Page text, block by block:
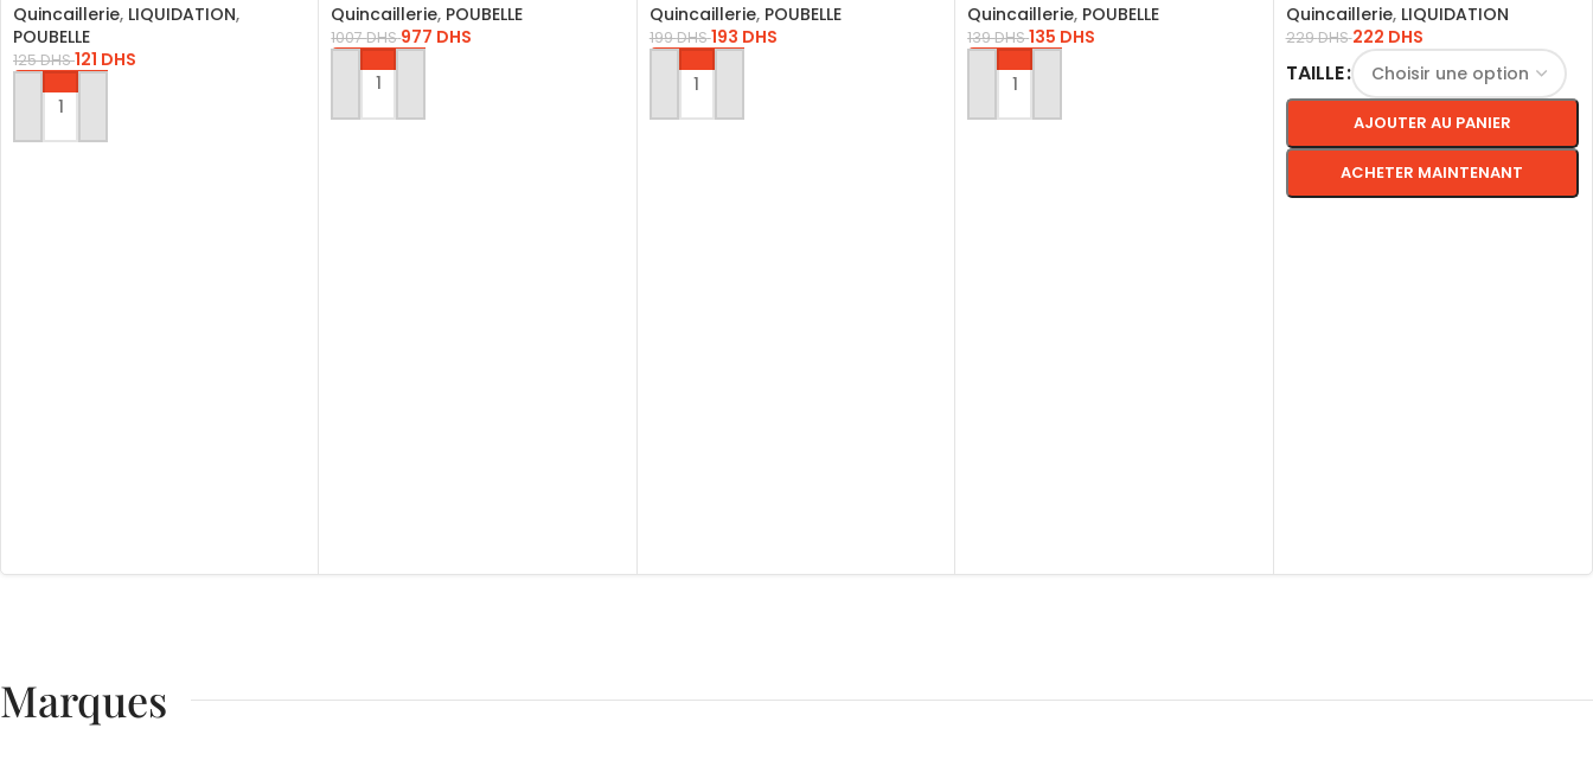
Quincaillerie, LIQUIDATION,
POUBELLE
125DHS121 DHS
AJOUTER AU PANIER
Quincaillerie, POUBELLE
1007DHS977 DHS
AJOUTER AU PANIER
Quincaillerie, POUBELLE
199DHS193 DHS
AJOUTER AU PANIER
Quincaillerie, POUBELLE
139DHS135 DHS
AJOUTER AU PANIER
Quincaillerie, LIQUIDATION
229DHS222 DHS
TAILLE
AJOUTER AU PANIER
ACHETER MAINTENANT
Marques